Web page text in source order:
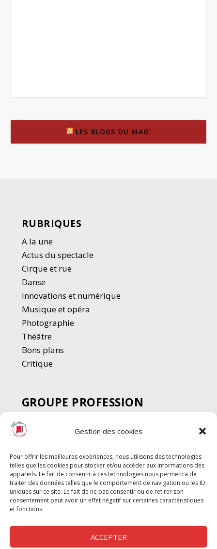
Gestion des cookies
Pour offrir les meilleures expériences, nous utilisons des technologies
telles que les cookies pour stocker et/ou accéder aux informations des
appareils. Le fait de consentir à ces technologies nous permettra de
traiter des données telles que le comportement de navigation ou les ID
uniques sur ce site. Le fait de ne pas consentir ou de retirer son
consentement peut avoir un effet négatif sur certaines caractéristiques
et fonctions.
ACCEPTER
LES BLOGS DU MAG’
RUBRIQUES
A la une
Actus du spectacle
Cirque et rue
Danse
Innovations et numérique
Musique et opéra
Photographie
Théâtre
Bons plans
Critique
GROUPE PROFESSION
SPECTACLE
Chèque Intermittents
Chèque Compta
Chèque Emploi Spectacle
G-Pods
Profession Audio-visuel